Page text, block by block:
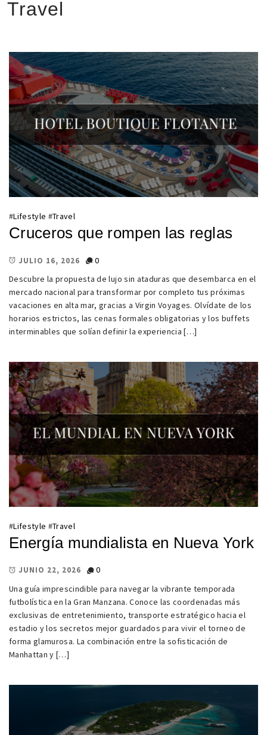
Travel
#Lifestyle #Travel
Cruceros que rompen las reglas
JULIO 16, 2026
0
Descubre la propuesta de lujo sin ataduras que desembarca en el
mercado nacional para transformar por completo tus próximas
vacaciones en alta mar, gracias a Virgin Voyages. Olvídate de los
horarios estrictos, las cenas formales obligatorias y los buffets
interminables que solían definir la experiencia […]
#Lifestyle #Travel
Energía mundialista en Nueva York
JUNIO 22, 2026
0
Una guía imprescindible para navegar la vibrante temporada
futbolística en la Gran Manzana. Conoce las coordenadas más
exclusivas de entretenimiento, transporte estratégico hacia el
estadio y los secretos mejor guardados para vivir el torneo de
forma glamurosa. La combinación entre la sofisticación de
Manhattan y […]